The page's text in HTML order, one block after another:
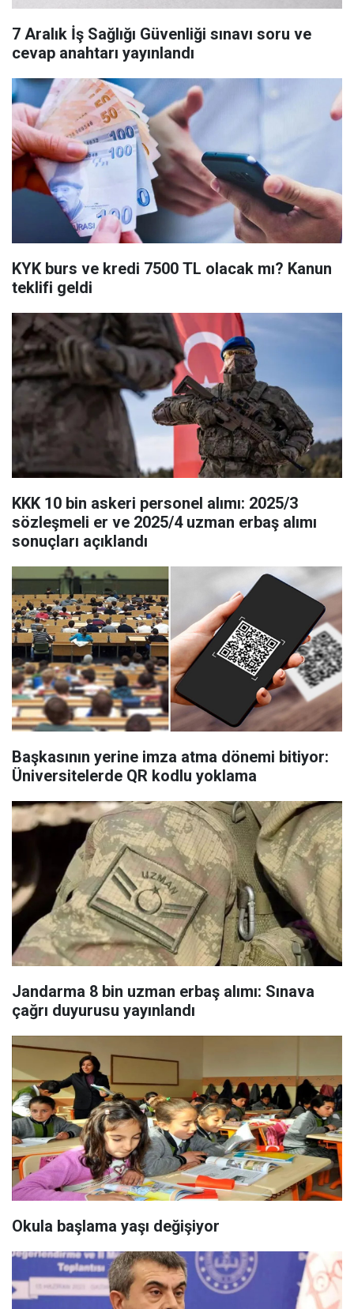
7 Aralık İş Sağlığı Güvenliği sınavı soru ve
cevap anahtarı yayınlandı
KYK burs ve kredi 7500 TL olacak mı? Kanun
teklifi geldi
KKK 10 bin askeri personel alımı: 2025/3
sözleşmeli er ve 2025/4 uzman erbaş alımı
sonuçları açıklandı
Başkasının yerine imza atma dönemi bitiyor:
Üniversitelerde QR kodlu yoklama
Jandarma 8 bin uzman erbaş alımı: Sınava
çağrı duyurusu yayınlandı
Okula başlama yaşı değişiyor